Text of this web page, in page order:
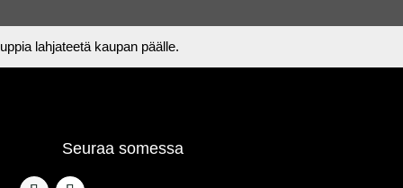
lahjateetä kaupan päälle.
Seuraa somessa